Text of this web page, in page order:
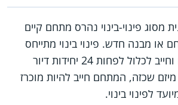
מסוג פינוי-בינוי נהרס מתחם קיים
או מבנה חדש. פינוי בינוי מתייחס
למתחמים שלמים וחייב לכלול לפחות 24 יחידות דיור
מיזם שכזה, המתחם חייב להיות מוכרז
לפינוי בינוי.